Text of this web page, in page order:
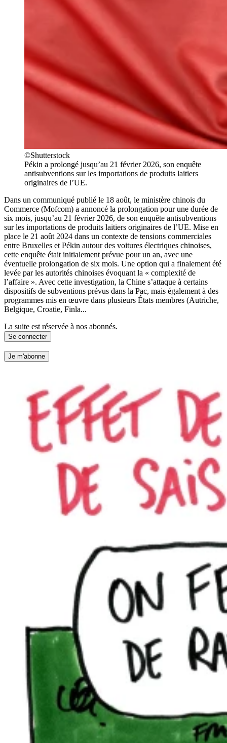
©Shutterstock
Pékin a prolongé jusqu’au 21 février 2026, son enquête
antisubventions sur les importations de produits laitiers
originaires de l’UE.
Dans un communiqué publié le 18 août, le ministère chinois du
Commerce (Mofcom) a annoncé la prolongation pour une durée de
six mois, jusqu’au 21 février 2026, de son enquête antisubventions
sur les importations de produits laitiers originaires de l’UE. Mise en
place le 21 août 2024 dans un contexte de tensions commerciales
entre Bruxelles et Pékin autour des voitures électriques chinoises,
cette enquête était initialement prévue pour un an, avec une
éventuelle prolongation de six mois. Une option qui a finalement été
levée par les autorités chinoises évoquant la « complexité de
l’affaire ». Avec cette investigation, la Chine s’attaque à certains
dispositifs de subventions prévus dans la Pac, mais également à des
programmes mis en œuvre dans plusieurs États membres (Autriche,
Belgique, Croatie, Finla...
La suite est réservée à nos abonnés.
Se connecter
Je m'abonne